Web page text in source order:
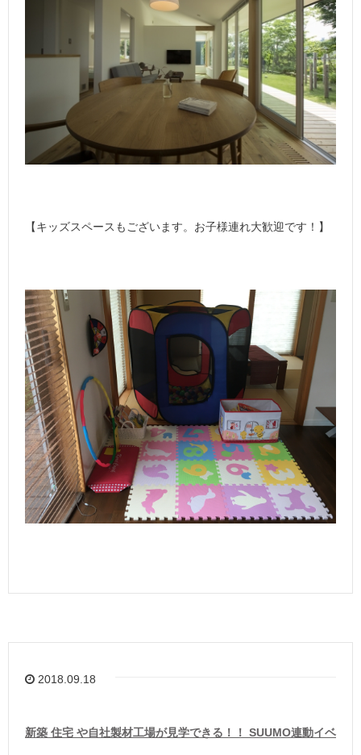
【キッズスペースもございます。お子様連れ大歓迎です！】
2018.09.18
新築 住宅 や自社製材工場が見学できる！！ SUUMO連動イベ